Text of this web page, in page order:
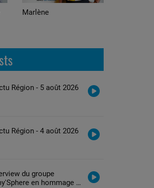
Adrian
Région - 5 août 2026
Région - 4 août 2026
du groupe
en hommage à